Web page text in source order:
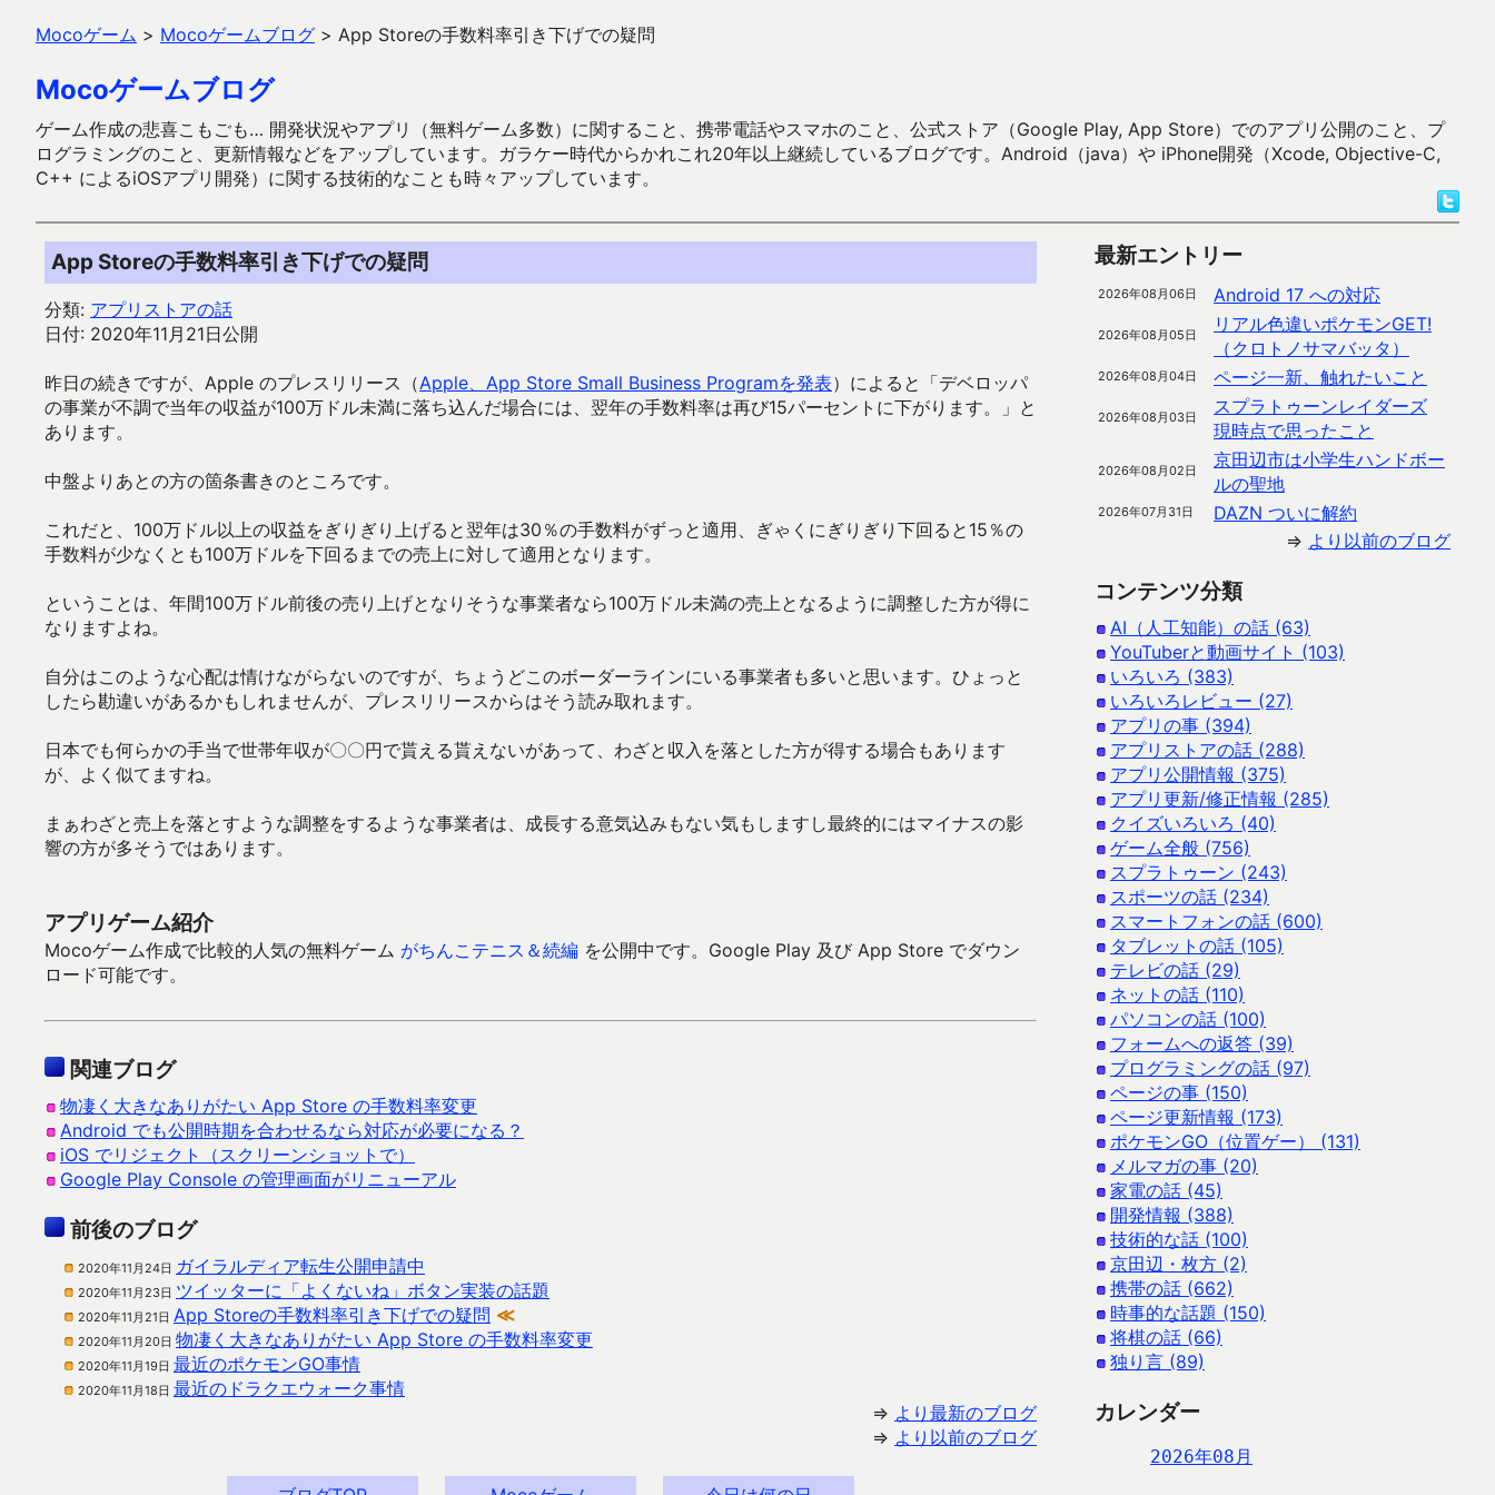
Mocoゲーム > Mocoゲームブログ > App Storeの手数料率引き下げでの疑問
Mocoゲームブログ
ゲーム作成の悲喜こもごも… 開発状況やアプリ（無料ゲーム多数）に関すること、携帯電話やスマホのこと、公式ストア（Google Play, App Store）でのアプリ公開のこと、プ
ログラミングのこと、更新情報などをアップしています。ガラケー時代からかれこれ20年以上継続しているブログです。Android（java）や iPhone開発（Xcode, Objective-C,
C++ によるiOSアプリ開発）に関する技術的なことも時々アップしています。
App Storeの手数料率引き下げでの疑問
分類: アプリストアの話
日付: 2020年11月21日公開
昨日の続きですが、Apple のプレスリリース（Apple、App Store Small Business Programを発表）によると「デベロッパ
の事業が不調で当年の収益が100万ドル未満に落ち込んだ場合には、翌年の手数料率は再び15パーセントに下がります。」と
あります。
中盤よりあとの方の箇条書きのところです。
これだと、100万ドル以上の収益をぎりぎり上げると翌年は30％の手数料がずっと適用、ぎゃくにぎりぎり下回ると15％の
手数料が少なくとも100万ドルを下回るまでの売上に対して適用となります。
ということは、年間100万ドル前後の売り上げとなりそうな事業者なら100万ドル未満の売上となるように調整した方が得に
なりますよね。
自分はこのような心配は情けながらないのですが、ちょうどこのボーダーラインにいる事業者も多いと思います。ひょっと
したら勘違いがあるかもしれませんが、プレスリリースからはそう読み取れます。
日本でも何らかの手当で世帯年収が〇〇円で貰える貰えないがあって、わざと収入を落とした方が得する場合もあります
が、よく似てますね。
まぁわざと売上を落とすような調整をするような事業者は、成長する意気込みもない気もしますし最終的にはマイナスの影
響の方が多そうではあります。
アプリゲーム紹介
Mocoゲーム作成で比較的人気の無料ゲーム がちんこテニス＆続編 を公開中です。Google Play 及び App Store でダウン
ロード可能です。
関連ブログ
物凄く大きなありがたい App Store の手数料率変更
Android でも公開時期を合わせるなら対応が必要になる？
iOS でリジェクト（スクリーンショットで）
Google Play Console の管理画面がリニューアル
前後のブログ
2020年11月24日 ガイラルディア転生公開申請中
2020年11月23日 ツイッターに「よくないね」ボタン実装の話題
2020年11月21日 App Storeの手数料率引き下げでの疑問 ≪
2020年11月20日 物凄く大きなありがたい App Store の手数料率変更
2020年11月19日 最近のポケモンGO事情
2020年11月18日 最近のドラクエウォーク事情
⇒ より最新のブログ
⇒ より以前のブログ
最新エントリー
2026年08月06日 Android 17 への対応
2026年08月05日
リアル色違いポケモンGET!
（クロトノサマバッタ）
2026年08月04日 ページ一新、触れたいこと
2026年08月03日
スプラトゥーンレイダーズ
現時点で思ったこと
2026年08月02日
京田辺市は小学生ハンドボー
ルの聖地
2026年07月31日
DAZN ついに解約
⇒ より以前のブログ
コンテンツ分類
AI（人工知能）の話 (63)
YouTuberと動画サイト (103)
いろいろ (383)
いろいろレビュー (27)
アプリの事 (394)
アプリストアの話 (288)
アプリ公開情報 (375)
アプリ更新/修正情報 (285)
クイズいろいろ (40)
ゲーム全般 (756)
スプラトゥーン (243)
スポーツの話 (234)
スマートフォンの話 (600)
タブレットの話 (105)
テレビの話 (29)
ネットの話 (110)
パソコンの話 (100)
フォームへの返答 (39)
プログラミングの話 (97)
ページの事 (150)
ページ更新情報 (173)
ポケモンGO（位置ゲー） (131)
メルマガの事 (20)
家電の話 (45)
開発情報 (388)
技術的な話 (100)
京田辺・枚方 (2)
携帯の話 (662)
時事的な話題 (150)
将棋の話 (66)
独り言 (89)
カレンダー
2026年08月